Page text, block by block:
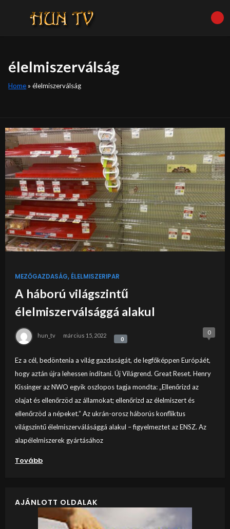
élelmiszerválság
Home »élelmiszerválság
MEZŐGAZDASÁG, ÉLELMISZERIPAR
A háború világszintű
élelmiszerválsággá alakul
hun_tv március 15, 2022
0
0
Ez a cél, bedöntenia a világ gazdaságát, de legfőképpen Európáét,
hogy aztán újra lehessen indítani. Új Világrend. Great Reset. Henry
Kissinger az NWO egyik oszlopos tagja mondta: „Ellenőrizd az
olajat és ellenőrzöd az államokat; ellenőrizd az élelmiszert és
ellenőrzöd a népeket.” Az ukrán-orosz háborús konfliktus
világszintű élelmiszerválásággá alakul – figyelmeztet az ENSZ. Az
alapélelmiszerek gyártásához
Tovább
AJÁNLOTT OLDALAK